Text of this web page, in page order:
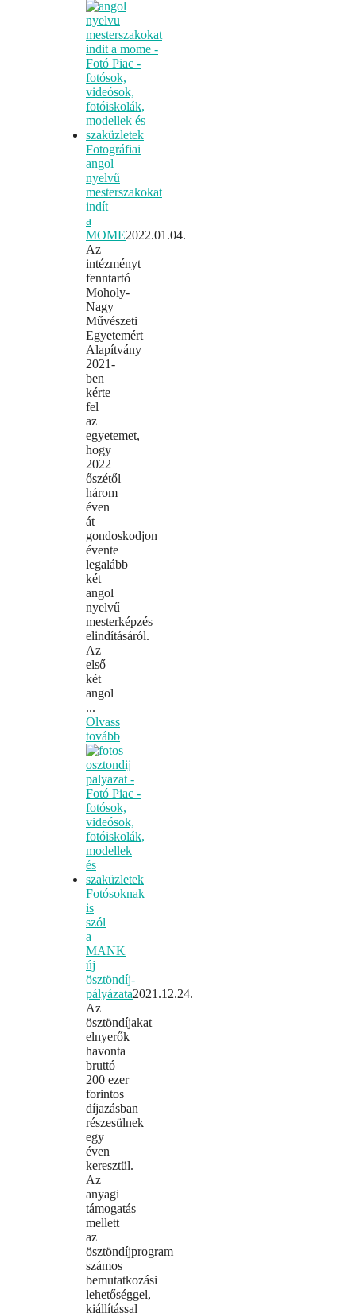
Fotográfiai
angol
nyelvű
mesterszakokat
indít
a
MOME2022.01.04.
Az
intézményt
fenntartó
Moholy-
Nagy
Művészeti
Egyetemért
Alapítvány
2021-
ben
kérte
fel
az
egyetemet,
hogy
2022
őszétől
három
éven
át
gondoskodjon
évente
legalább
két
angol
nyelvű
mesterképzés
elindításáról.
Az
első
két
angol
...
Olvass
tovább
Fotósoknak
is
szól
a
MANK
új
ösztöndíj-
pályázata2021.12.24.
Az
ösztöndíjakat
elnyerők
havonta
bruttó
200 ezer
forintos
díjazásban
részesülnek
egy
éven
keresztül.
Az
anyagi
támogatás
mellett
az
ösztöndíjprogram
számos
bemutatkozási
lehetőséggel,
kiállítással